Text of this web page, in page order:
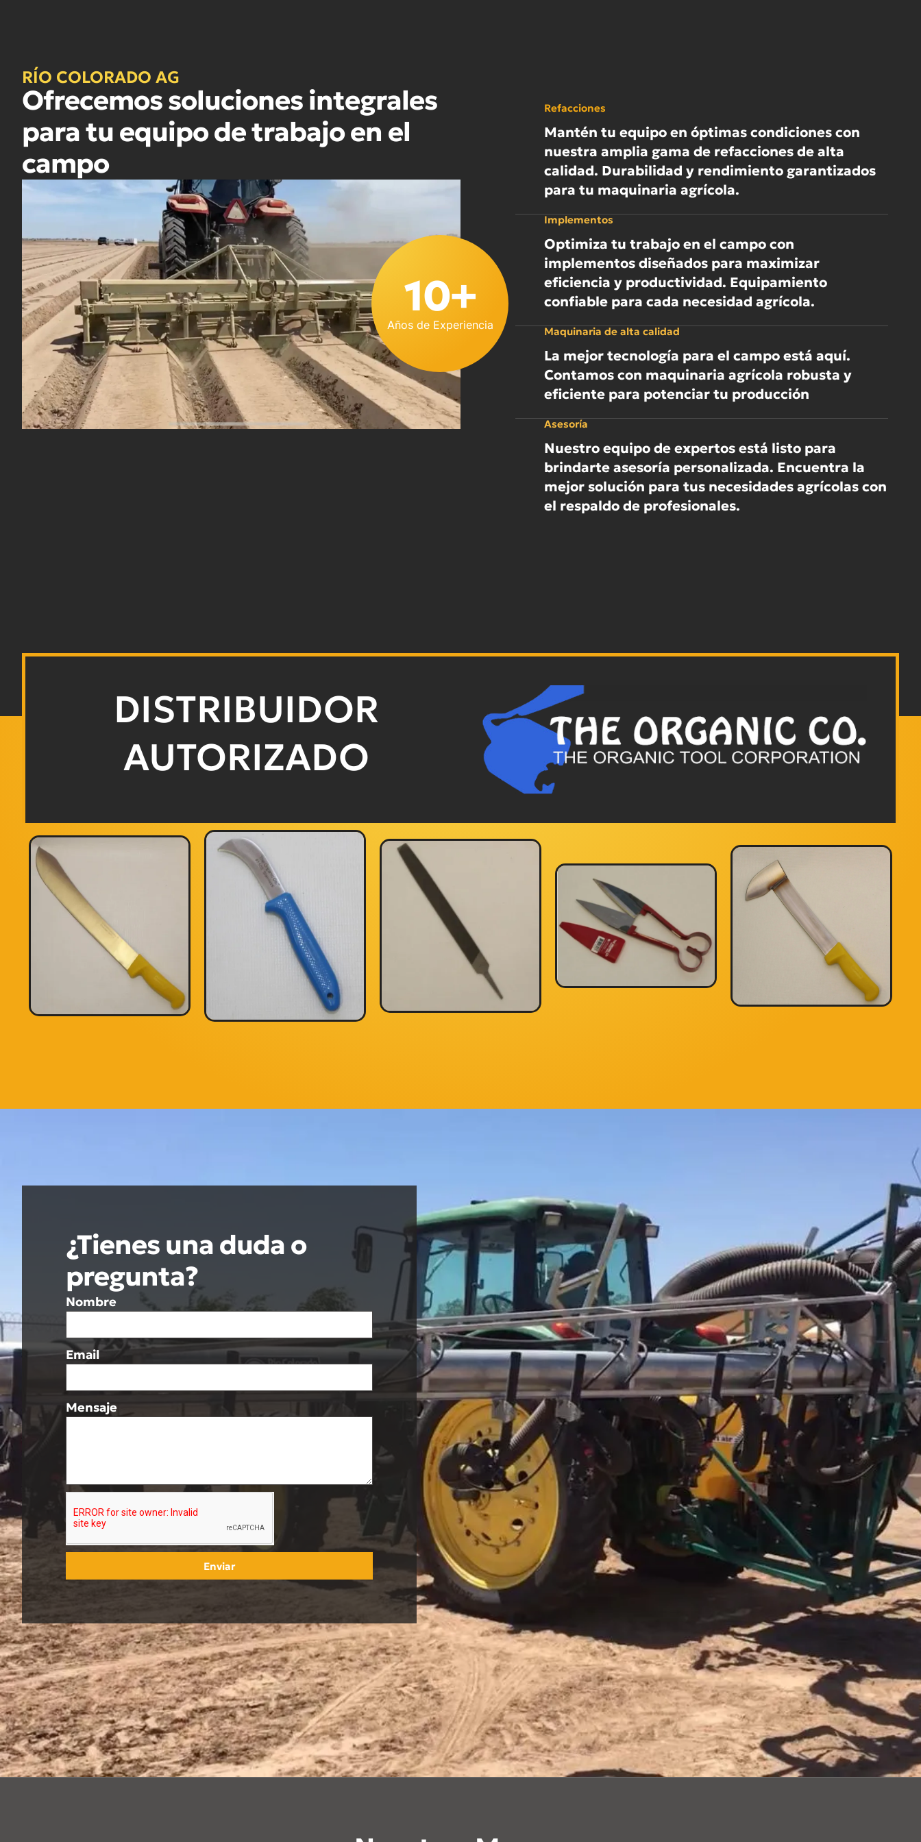
RÍO COLORADO AG
Ofrecemos soluciones integrales
para tu equipo de trabajo en el
campo
10+
Años de Experiencia
Refacciones
Mantén tu equipo en óptimas condiciones con
nuestra amplia gama de refacciones de alta
calidad. Durabilidad y rendimiento garantizados
para tu maquinaria agrícola.
Implementos
Optimiza tu trabajo en el campo con
implementos diseñados para maximizar
eficiencia y productividad. Equipamiento
confiable para cada necesidad agrícola.
Maquinaria de alta calidad
La mejor tecnología para el campo está aquí.
Contamos con maquinaria agrícola robusta y
eficiente para potenciar tu producción
Asesoría
Nuestro equipo de expertos está listo para
brindarte asesoría personalizada. Encuentra la
mejor solución para tus necesidades agrícolas con
el respaldo de profesionales.
DISTRIBUIDOR
AUTORIZADO
¿Tienes una duda o
pregunta?
Nombre
Email
Mensaje
Enviar